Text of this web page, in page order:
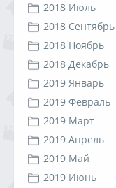
2018 Июль
2018 Сентябрь
2018 Ноябрь
2018 Декабрь
2019 Январь
2019 Февраль
2019 Март
2019 Апрель
2019 Май
2019 Июнь